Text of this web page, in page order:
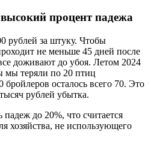
процент падежа
рублей за штуку. Чтобы
не меньше 45 дней после
доживают до убоя. Летом 2024
мы теряли по 20 птиц
осталось всего 70. Это
рублей убытка.
до 20%, что считается
хозяйства, не использующего